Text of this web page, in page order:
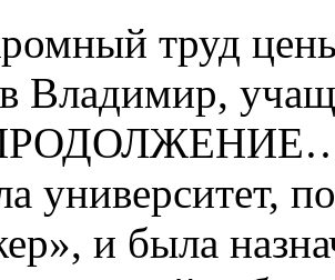
труд
Владимир,
университет,
и была